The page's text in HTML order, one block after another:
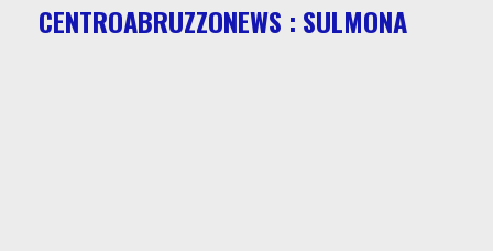
CENTROABRUZZONEWS : SULMONA